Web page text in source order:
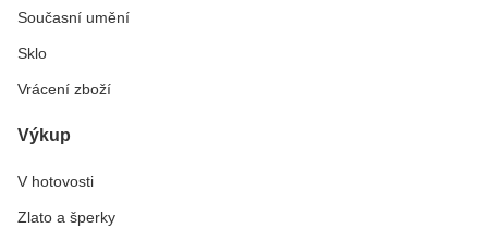
Současní umění
Sklo
Vrácení zboží
Výkup
V hotovosti
Zlato a šperky